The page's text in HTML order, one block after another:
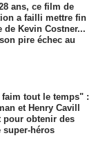
ans, ce film de
a failli mettre fin
de Kevin Costner...
pire échec au
faim tout le temps" :
et Henry Cavill
pour obtenir des
super-héros